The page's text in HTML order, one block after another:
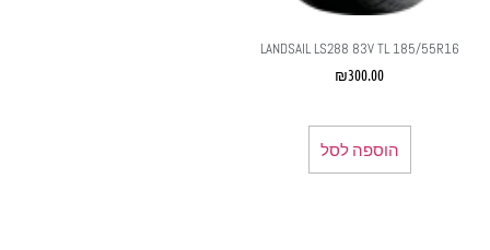
LANDSAIL LS288 83V TL 185/55R16
₪300.00
הוספה לסל